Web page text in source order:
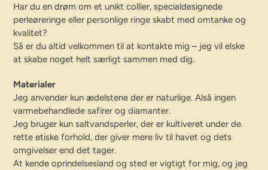
Har du en drøm om et unikt collier, specialdesignede
perleøreringe eller personlige ringe skabt med omtanke og
kvalitet?
Så er du altid velkommen til at kontakte mig – jeg vil elske
at skabe noget helt særligt sammen med dig.
Materialer
Jeg anvender kun ædelstene der er naturlige. Alså ingen
varmebehandlede safirer og diamanter.
Jeg bruger kun saltvandsperler, der er kultiveret under de
rette etiske forhold, der giver mere liv til havet og dets
omgivelser end det tager.
At kende oprindelsesland og sted er vigtigt for mig, og jeg